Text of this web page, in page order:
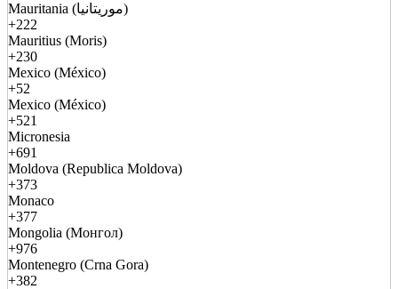
Mauritania (موريتانيا)
+222
Mauritius (Moris)
+230
Mexico (México)
+52
Mexico (México)
+521
Micronesia
+691
Moldova (Republica Moldova)
+373
Monaco
+377
Mongolia (Монгол)
+976
Montenegro (Crna Gora)
+382